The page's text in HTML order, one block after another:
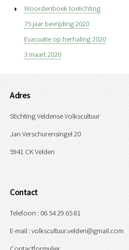
Woordenboek toelichting
75 jaar bevrijding 2020
Evacuatie op herhaling 2020
3 maart 2020
Adres
Stichting Veldense Volkscultuur
Jan Verschurensingel 20
5941 CK Velden
Contact
Telefoon : 06 54 29 65 81
E-mail : volkscultuur.velden@gmail.com